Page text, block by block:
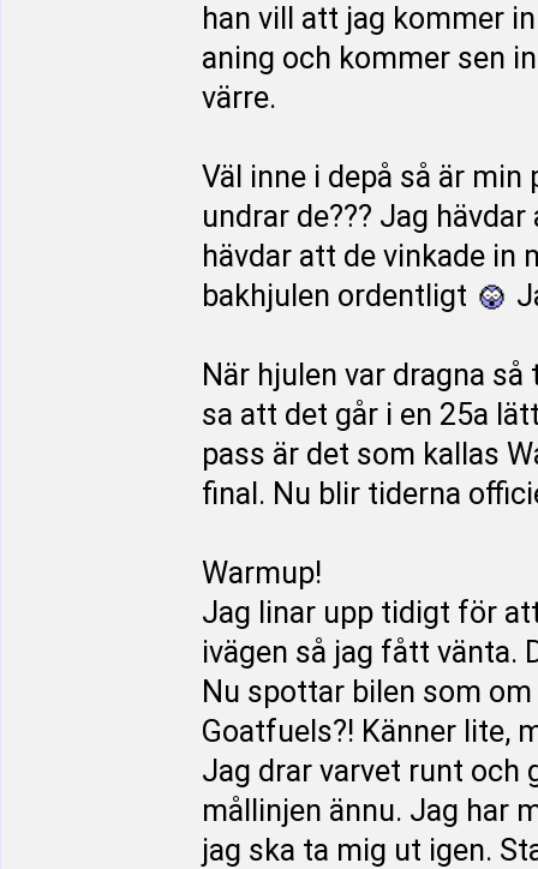
han vill att jag kommer
aning och kommer sen
värre.
Väl inne i depå så är
undrar de??? Jag
hävdar att de vinkade in
bakhjulen ordentligt
När hjulen var dragna
sa att det går i en 25a
pass är det som kallas
final. Nu blir tiderna
Warmup!
Jag linar upp tidigt för
ivägen så jag fått vänta.
Nu spottar bilen som
Goatfuels?! Känner lite,
Jag drar varvet runt och
mållinjen ännu. Jag har
jag ska ta mig ut igen.